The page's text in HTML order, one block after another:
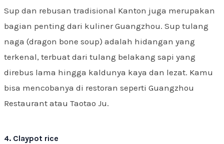
Sup dan rebusan tradisional Kanton juga merupakan
bagian penting dari kuliner Guangzhou. Sup tulang
naga (dragon bone soup) adalah hidangan yang
terkenal, terbuat dari tulang belakang sapi yang
direbus lama hingga kaldunya kaya dan lezat. Kamu
bisa mencobanya di restoran seperti Guangzhou
Restaurant atau Taotao Ju.
4. Claypot rice